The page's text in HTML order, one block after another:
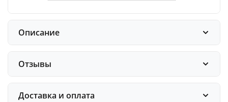
Описание
Отзывы
Доставка и оплата